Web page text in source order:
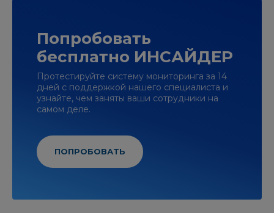
Попробовать
бесплатно ИНСАЙДЕР
Протестируйте систему мониторинга за 14
дней с поддержкой нашего специалиста и
узнайте, чем заняты ваши сотрудники на
самом деле.
ПОПРОБОВАТЬ